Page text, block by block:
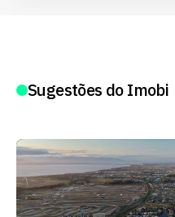
Sugestões do Imobi